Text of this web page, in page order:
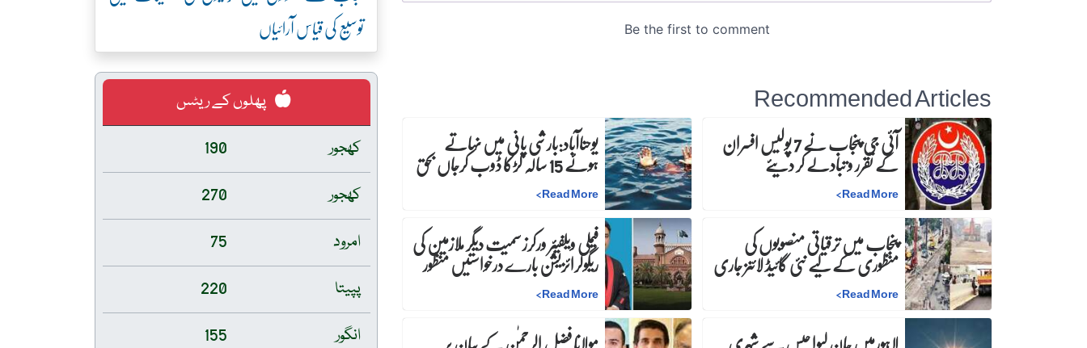
Recommended Articles
آئی جی پنجاب نے 7 پولیس افسرانکے تقرر و تبادلے کر دیئے
Read More
>
یوحناآباد:بارشی پانی میں نہاتے
ہوئے 15 سالہ لڑکا ڈوب کرجاں بحق
Read More
>
پنجاب میں ترقیاتی منصوبوں کی
منظوری کے لیے نئی گائیڈ لائنز جاری
Read More
>
فیملی ویلفیئر ورکرز سمیت دیگر ملازمین کی
ریگولرائزیشن بارے درخواستیں منظور
Read More
>
توسیع کی قیاس آرائیاں
پھلوں کے ریٹس
کھجور
190
کھجور
270
امرود
75
پپیتا
220
انگور
155